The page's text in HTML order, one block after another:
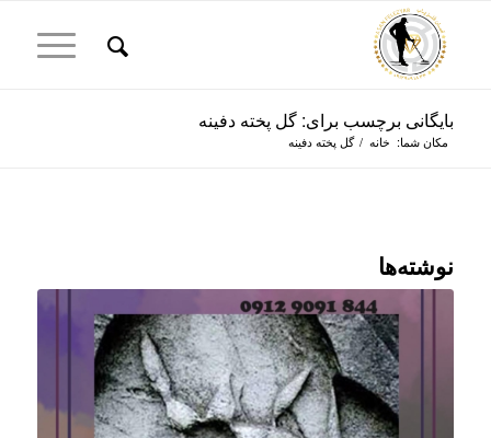
بایگانی برچسب برای: گل پخته دفینه
مکان شما: خانه / گل پخته دفینه
نوشته‌ها